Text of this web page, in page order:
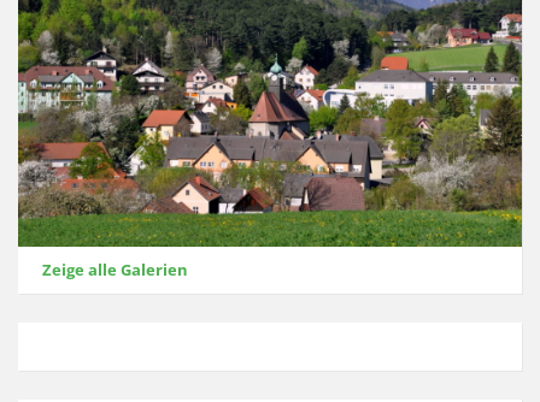
Zeige alle Galerien